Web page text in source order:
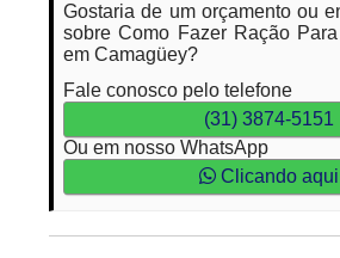
Gostaria de um orçamento ou
sobre Como Fazer Ração
em Camagüey?
Fale conosco pelo telefone
(31) 3874-5151
Ou em nosso WhatsApp
Clicando aqui